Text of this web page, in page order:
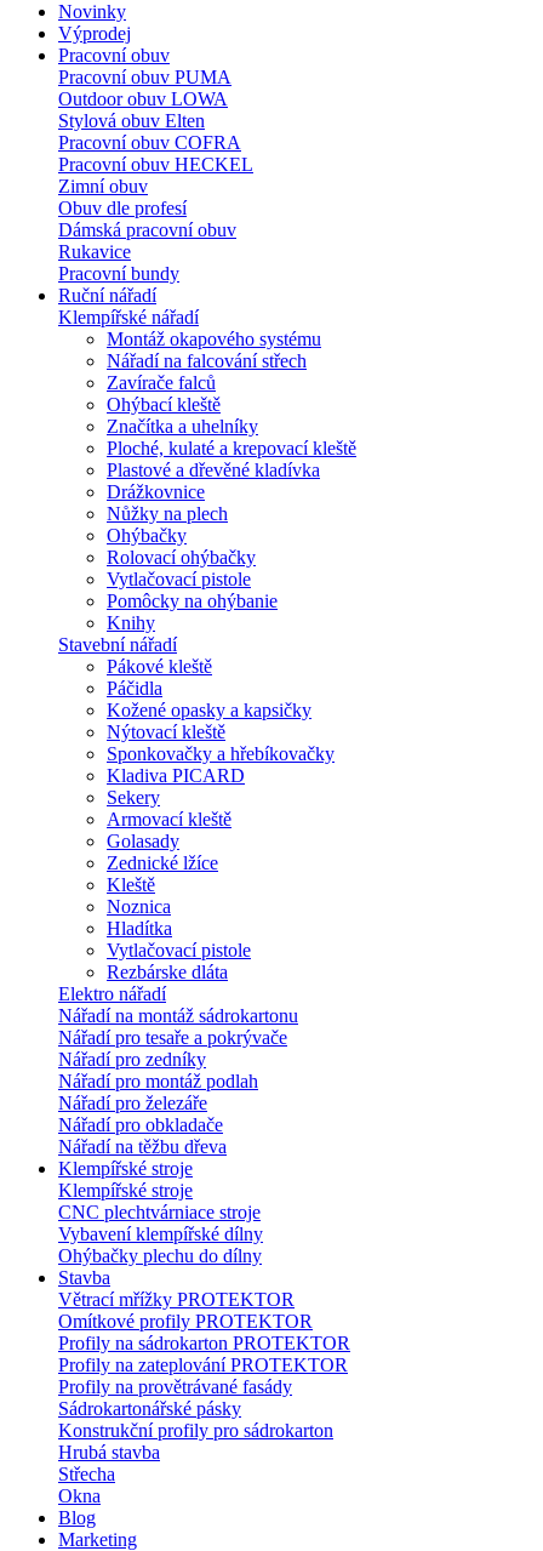
Novinky
Výprodej
Pracovní obuv
Pracovní obuv PUMA
Outdoor obuv LOWA
Stylová obuv Elten
Pracovní obuv COFRA
Pracovní obuv HECKEL
Zimní obuv
Obuv dle profesí
Dámská pracovní obuv
Rukavice
Pracovní bundy
Ruční nářadí
Klempířské nářadí
Montáž okapového systému
Nářadí na falcování střech
Zavírače falců
Ohýbací kleště
Značítka a uhelníky
Ploché, kulaté a krepovací kleště
Plastové a dřevěné kladívka
Drážkovnice
Nůžky na plech
Ohýbačky
Rolovací ohýbačky
Vytlačovací pistole
Pomôcky na ohýbanie
Knihy
Stavební nářadí
Pákové kleště
Páčidla
Kožené opasky a kapsičky
Nýtovací kleště
Sponkovačky a hřebíkovačky
Kladiva PICARD
Sekery
Armovací kleště
Golasady
Zednické lžíce
Kleště
Noznica
Hladítka
Vytlačovací pistole
Rezbárske dláta
Elektro nářadí
Nářadí na montáž sádrokartonu
Nářadí pro tesaře a pokrývače
Nářadí pro zedníky
Nářadí pro montáž podlah
Nářadí pro železáře
Nářadí pro obkladače
Nářadí na těžbu dřeva
Klempířské stroje
Klempířské stroje
CNC plechtvárniace stroje
Vybavení klempířské dílny
Ohýbačky plechu do dílny
Stavba
Větrací mřížky PROTEKTOR
Omítkové profily PROTEKTOR
Profily na sádrokarton PROTEKTOR
Profily na zateplování PROTEKTOR
Profily na provětrávané fasády
Sádrokartonářské pásky
Konstrukční profily pro sádrokarton
Hrubá stavba
Střecha
Okna
Blog
Marketing